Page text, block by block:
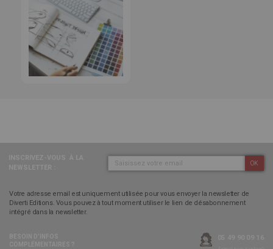
OK
Votre adresse email est uniquement utilisée pour vous envoyer la newsletter de
Diverti Editions. Vous pouvez à tout moment utiliser le lien de désabonnement
intégré dans la newsletter.